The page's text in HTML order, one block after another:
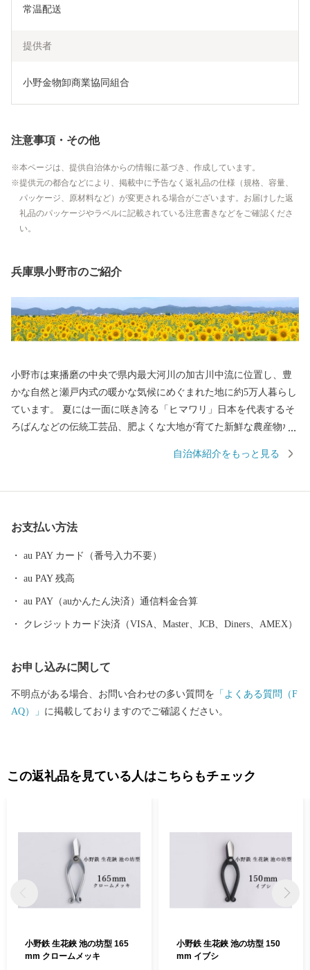
常温配送
提供者
小野金物卸商業協同組合
注意事項・その他
本ページは、提供自治体からの情報に基づき、作成しています。
提供元の都合などにより、掲載中に予告なく返礼品の仕様（規格、容量、
パッケージ、原材料など）が変更される場合がございます。お届けした返
礼品のパッケージやラベルに記載されている注意書きなどをご確認くださ
い。
兵庫県小野市のご紹介
小野市は東播磨の中央で県内最大河川の加古川中流に位置し、豊
かな自然と瀬戸内式の暖かな気候にめぐまれた地に約5万人暮らし
ています。 夏には一面に咲き誇る「ヒマワリ」日本を代表するそ
ろばんなどの伝統工芸品、肥よくな大地が育てた新鮮な農産物な
みいただいた新規寄附につきましては通常よりも対応にお時間を
（水）以降、順次発行・郵送いたします。 返礼品の配送：通常よ
りお届けにお時間をいただく場合がございます。 ご寄附をご検討
中の皆さまにはご不便をおかけいたしますが、何卒ご理解賜りま
自治体紹介をもっと見る
お支払い方法
au PAY カード（番号入力不要）
au PAY 残高
au PAY（auかんたん決済）通信料金合算
クレジットカード決済（VISA、Master、JCB、Diners、AMEX）
お申し込みに関して
不明点がある場合、お問い合わせの多い質問を 「よくある質問（F
AQ）」 に掲載しておりますのでご確認ください。
この返礼品を見ている人はこちらもチェック
小野鉄 生花鋏 池の坊型 165
mm クロームメッキ
小野鉄 生花鋏 池の坊型 150
mm イブシ